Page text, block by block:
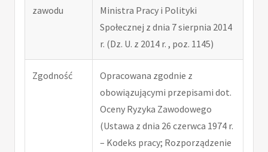
zawodu
Ministra Pracy i Polityki
Społecznej z dnia 7 sierpnia 2014
r. (Dz. U. z 2014 r. , poz. 1145)
Zgodność
Opracowana zgodnie z
obowiązującymi przepisami dot.
Oceny Ryzyka Zawodowego
(Ustawa z dnia 26 czerwca 1974 r.
– Kodeks pracy; Rozporządzenie